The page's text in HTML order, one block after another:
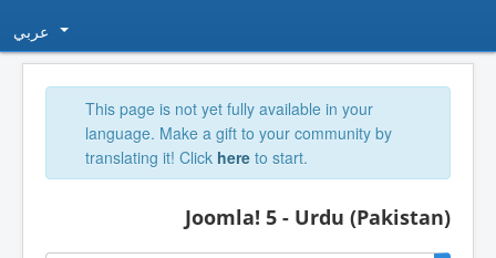
عربي
This page is not yet fully available in your
language. Make a gift to your community by
translating it! Click here to start.
Joomla! 5 - Urdu (Pakistan)